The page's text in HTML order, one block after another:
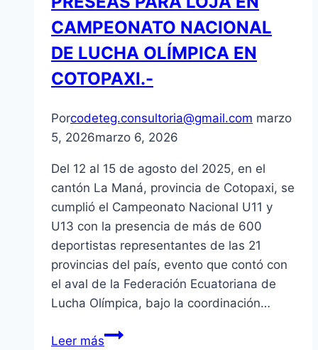
17
EN
BRASIL.
–
CAMPEONATO NACIONAL
DE LUCHA OLÍMPICA EN
COTOPAXI.-
Porcodeteg.consultoria@gmail.com marzo
5, 2026marzo 6, 2026
Del 12 al 15 de agosto del 2025, en el
cantón La Maná, provincia de Cotopaxi, se
cumplió el Campeonato Nacional U11 y
U13 con la presencia de más de 600
deportistas representantes de las 21
provincias del país, evento que contó con
el aval de la Federación Ecuatoriana de
Lucha Olímpica, bajo la coordinación…
Leer másPRESEAS